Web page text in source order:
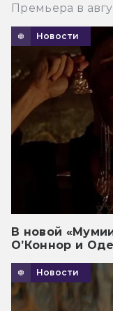
Премьера в
Новости
В новой
О’Коннор и
Новости